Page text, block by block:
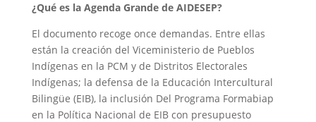
¿Qué es la Agenda Grande de AIDESEP?
El documento recoge once demandas. Entre ellas
están la creación del Viceministerio de Pueblos
Indígenas en la PCM y de Distritos Electorales
Indígenas; la defensa de la Educación Intercultural
Bilingüe (EIB), la inclusión Del Programa Formabiap
en la Política Nacional de EIB con presupuesto